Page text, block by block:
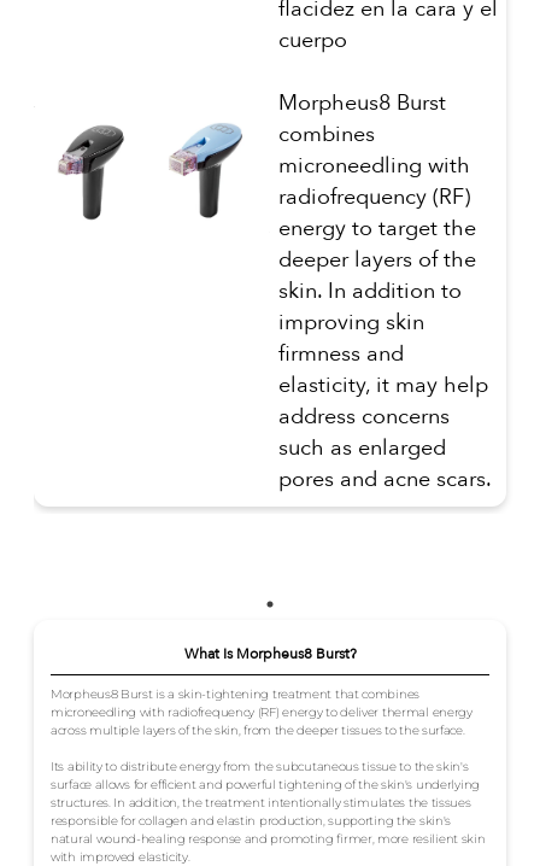
flacidez en la cara y el
cuerpo
Morpheus8 Burst
combines
microneedling with
radiofrequency (RF)
energy to target the
deeper layers of the
skin. In addition to
improving skin
firmness and
elasticity, it may help
address concerns
such as enlarged
pores and acne scars.
What Is Morpheus8 Burst?
Morpheus8 Burst is a skin-tightening treatment that combines
microneedling with radiofrequency (RF) energy to deliver thermal energy
across multiple layers of the skin, from the deeper tissues to the surface.
Its ability to distribute energy from the subcutaneous tissue to the skin's
surface allows for efficient and powerful tightening of the skin's underlying
structures. In addition, the treatment intentionally stimulates the tissues
responsible for collagen and elastin production, supporting the skin's
natural wound-healing response and promoting firmer, more resilient skin
with improved elasticity.